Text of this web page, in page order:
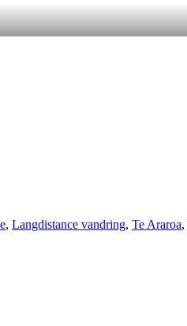
, Langdistance vandring, Te Araroa,